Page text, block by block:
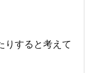
りすると考えて